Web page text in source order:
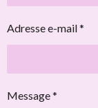
Adresse e-mail *
Message *